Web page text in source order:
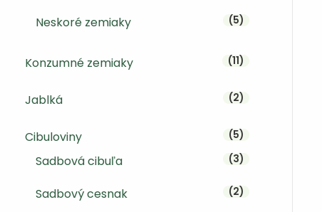
Neskoré zemiaky 55 produktov
Konzumné zemiaky 1111 produktov
Jablká 22 produkty
Cibuloviny 55 produktov
Sadbová cibuľa 33 produkty
Sadbový cesnak 22 produkty